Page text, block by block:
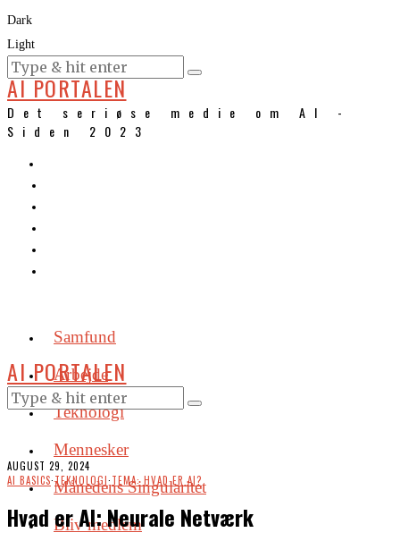
Dark
Light
KURSER
AI PORTALEN
Det seriøse medie om AI -
Siden 2023
Samfund
Arbejde
Teknologi
Mennesker
Månedens Singularitet
Bliv medlem
AI PORTALEN
AUGUST 29, 2024
AI BASICS·TEKNOLOGI·TEMA: HVAD ER AI?
Hvad er AI: Neurale Netværk